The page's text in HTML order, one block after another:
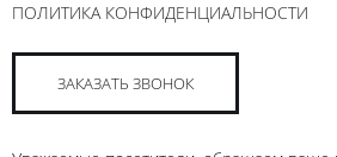
ПОЛИТИКА КОНФИДЕНЦИАЛЬНОСТИ
ЗАКАЗАТЬ ЗВОНОК